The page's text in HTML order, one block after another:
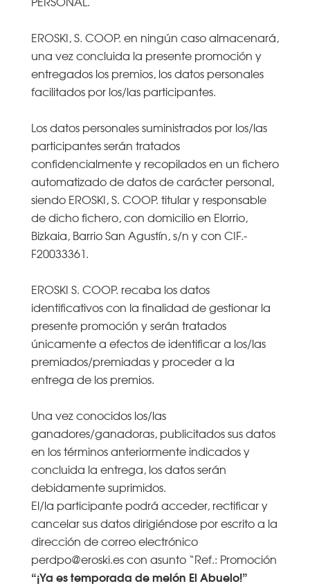
EROSKI, S. COOP. en ningún caso almacenará,
una vez concluida la presente promoción y
entregados los premios, los datos personales
facilitados por los/las participantes.
Los datos personales suministrados por los/las
participantes serán tratados
confidencialmente y recopilados en un fichero
automatizado de datos de carácter personal,
siendo EROSKI, S. COOP. titular y responsable
de dicho fichero, con domicilio en Elorrio,
Bizkaia, Barrio San Agustín, s/n y con CIF.-
F20033361.
EROSKI S. COOP. recaba los datos
identificativos con la finalidad de gestionar la
presente promoción y serán tratados
únicamente a efectos de identificar a los/las
premiados/premiadas y proceder a la
entrega de los premios.
Una vez conocidos los/las
ganadores/ganadoras, publicitados sus datos
en los términos anteriormente indicados y
concluida la entrega, los datos serán
debidamente suprimidos.
El/la participante podrá acceder, rectificar y
cancelar sus datos dirigiéndose por escrito a la
dirección de correo electrónico
perdpo@eroski.es con asunto “Ref.: Promoción
“¡Ya es temporada de melón El Abuelo!”